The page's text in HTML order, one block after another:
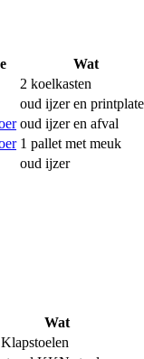
Wat
2 koelkasten
oud ijzer en
oud ijzer en afval
1 pallet met meuk
oud ijzer
Wat
Klapstoelen